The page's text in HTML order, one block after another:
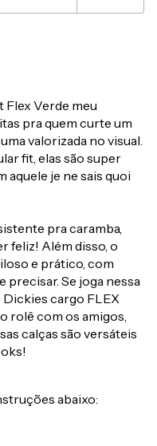
Flex Verde meu
pra quem curte um
valorizada no visual.
fit, elas são super
je ne sais quoi
pra caramba,
feliz! Além disso, o
e prático, com
precisar. Se joga nessa
Dickies cargo FLEX
rolê com os amigos,
calças são versáteis
abaixo: